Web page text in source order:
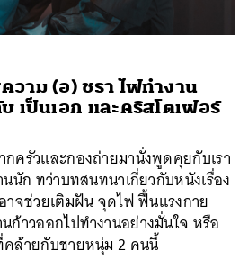
าม (อ) ชรา ไฟทำงาน
เป็นเอก และคริสโตเฟอร์
ครัวและกองถ่ายมานั่งพูดคุยกับเรา
นนัก ทว่าบทสนทนาเกี่ยวกับหนังเรื่อง
าจช่วยเติมฝัน จุดไฟ ฟื้นแรงกาย
ก้าวออกไปทำงานอย่างมั่นใจ หรือ
คล้ายกับชายหนุ่ม 2 คนนี้